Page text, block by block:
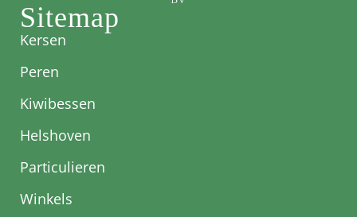
Sitemap
Kersen
Peren
Kiwibessen
Helshoven
Particulieren
Winkels